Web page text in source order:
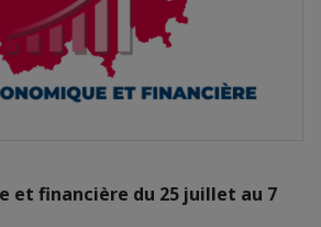
et financière du 25 juillet au 7